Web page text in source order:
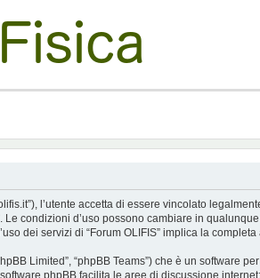
l’utente accetta di essere vincolato
condizioni d’uso possono cambiare in
dei servizi di “Forum OLIFIS” implica la
Limited”, “phpBB Teams”) che è un software
software phpBB facilita le aree di discussione